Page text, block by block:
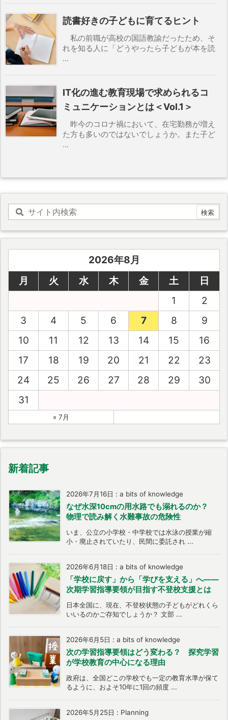
読書好きの子どもに育てるヒント
私の前職が高校の国語教諭だったため、そ
れを知る人に「どうやったら子どもが本を読
...
IT化の進む教育現場で求められるコ
ミュニケーションとは＜Vol.1＞
昨今のコロナ禍において、在宅勤務が増え
た方も多いのではないでしょうか。また子ど
...
2026年8月
月
火 水 木 金 土
日
1
2
3
4 5 6 7 8
9
10
11 12 13 14 15
16
17
18 19 20 21 22
23
24
25 26 27 28 29
30
31
« 7月
新着記事
2026年7月16日 : a bits of knowledge
なぜ水深10cmの用水路でも溺れるのか？
物理で読み解く水難事故の危険性
いま、公立の小学校・中学校では水泳の授業が縮
小・廃止されていたり、民間に委託され ...
2026年6月18日 : a bits of knowledge
「学校に戻す」から「学びを支える」へ――
次期学習指導要領が目指す不登校支援とは
日本全国に、現在、不登校状態の子どもがどれくら
いいるのかご存知でしょうか？ 文部 ...
2026年6月5日 : a bits of knowledge
次の学習指導要領はどう変わる？ 探究学習
が学校教育の中心になる理由
政府は、全国どこの学校でも一定の教育水準が保て
るように、およそ10年に1回の頻度 ...
2026年5月25日 : Planning